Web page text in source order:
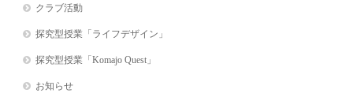
クラブ活動
探究型授業「ライフデザイン」
探究型授業「Komajo Quest」
お知らせ